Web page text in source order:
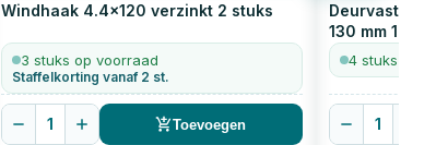
Windhaak 4.4x120 verzinkt 2 stuks
3 stuks op voorraad
Staffelkorting vanaf 2 st.
1 Toevoegen
130 mm 1
4 stuks op
1